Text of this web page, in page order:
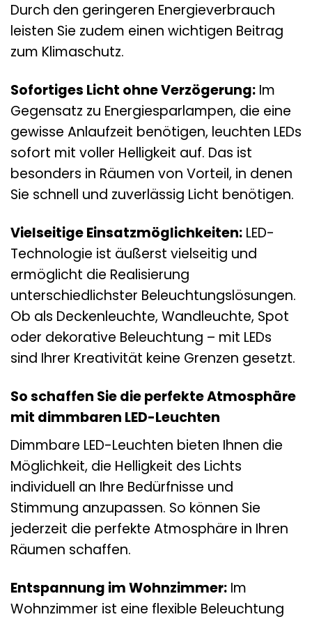
Durch den geringeren Energieverbrauch
leisten Sie zudem einen wichtigen Beitrag
zum Klimaschutz.
Sofortiges Licht ohne Verzögerung: Im
Gegensatz zu Energiesparlampen, die eine
gewisse Anlaufzeit benötigen, leuchten LEDs
sofort mit voller Helligkeit auf. Das ist
besonders in Räumen von Vorteil, in denen
Sie schnell und zuverlässig Licht benötigen.
Vielseitige Einsatzmöglichkeiten: LED-
Technologie ist äußerst vielseitig und
ermöglicht die Realisierung
unterschiedlichster Beleuchtungslösungen.
Ob als Deckenleuchte, Wandleuchte, Spot
oder dekorative Beleuchtung – mit LEDs
sind Ihrer Kreativität keine Grenzen gesetzt.
So schaffen Sie die perfekte Atmosphäre
mit dimmbaren LED-Leuchten
Dimmbare LED-Leuchten bieten Ihnen die
Möglichkeit, die Helligkeit des Lichts
individuell an Ihre Bedürfnisse und
Stimmung anzupassen. So können Sie
jederzeit die perfekte Atmosphäre in Ihren
Räumen schaffen.
Entspannung im Wohnzimmer: Im
Wohnzimmer ist eine flexible Beleuchtung